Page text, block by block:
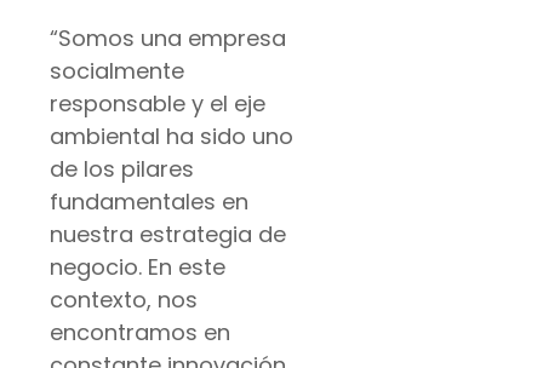
“Somos una empresa
socialmente
responsable y el eje
ambiental ha sido uno
de los pilares
fundamentales en
nuestra estrategia de
negocio. En este
contexto, nos
encontramos en